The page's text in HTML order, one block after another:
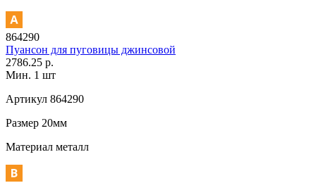
864290
Пуансон для пуговицы джинсовой
2786.25 р.
Мин. 1 шт
Артикул 864290
Размер 20мм
Материал металл